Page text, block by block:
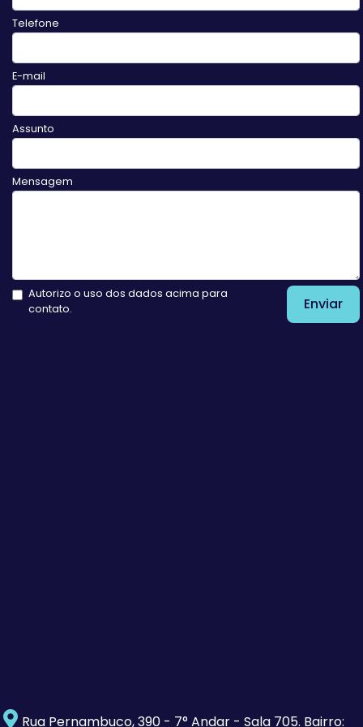
Telefone
E-mail
Assunto
Mensagem
Autorizo o uso dos dados acima para
contato.
Enviar
Rua Pernambuco, 390 - 7° Andar - Sala 705. Bairro: